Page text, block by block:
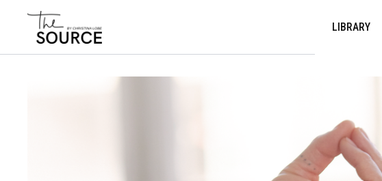
LIBRARY